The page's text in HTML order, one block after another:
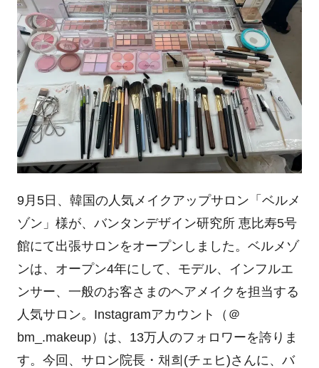
9月 5日、韓国の人気メイクアップサロン「ベルメ
ゾン」様が、バンタンデザイン研究所 恵比寿5号
館にて出張サロンをオープンしました。ベルメゾ
ンは、オープン4年にして、モデル、インフルエ
ンサー、一般のお客さまのヘアメイクを担当する
人気サロン。 Instagramアカウント（＠
bm_.makeup）は、 13万人のフォロワーを誇りま
す。今回、サロン院長・채희(チェヒ )さんに、バ